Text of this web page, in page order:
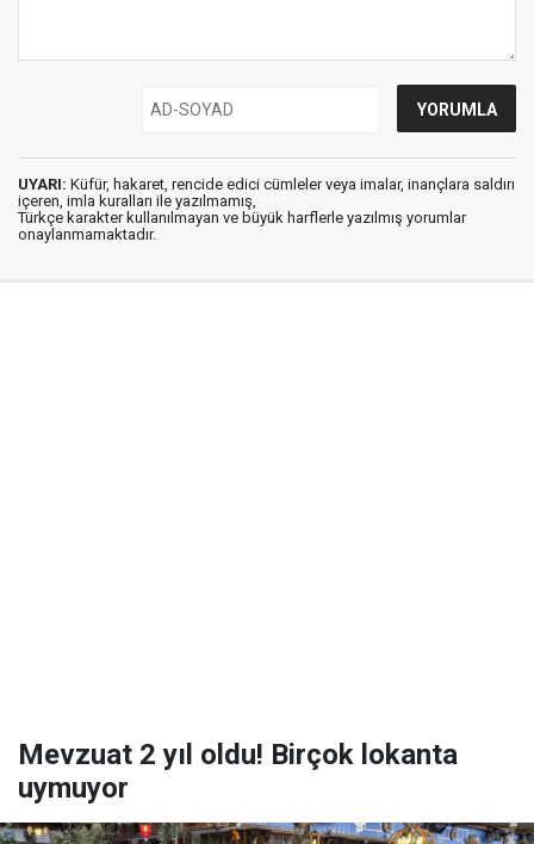
UYARI: Küfür, hakaret, rencide edici cümleler veya imalar, inançlara saldırı
içeren, imla kuralları ile yazılmamış,
Türkçe karakter kullanılmayan ve büyük harflerle yazılmış yorumlar
onaylanmamaktadır.
Mevzuat 2 yıl oldu! Birçok lokanta
uymuyor